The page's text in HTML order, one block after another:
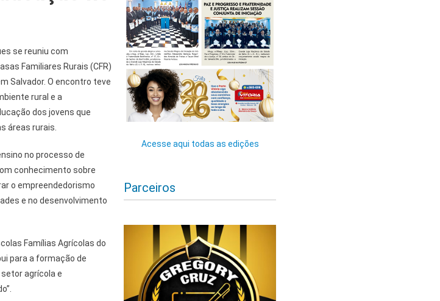
se reuniu com
Familiares Rurais (CFR)
Salvador. O encontro teve
rural e a
dos jovens que
áreas rurais.
no processo de
conhecimento sobre
o empreendedorismo
e no desenvolvimento
Famílias Agrícolas do
para a formação de
agrícola e
Acesse aqui todas as edições
Parceiros